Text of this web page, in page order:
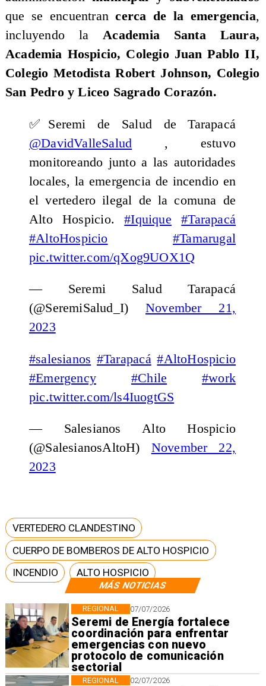
MÁS NOTICIAS
07/07/2026
Seremi de Energía fortalece
coordinación para enfrentar
emergencias con nuevo
protocolo de comunicación
sectorial
REGIONAL
02/07/2026
REGIONAL
que se encuentrancerca de la emergencia,
incluyendo laAcademia Santa Laura,
Academia Hospicio, Colegio Juan Pablo II,
Colegio Metodista Robert Johnson, Colegio
San Pedro y Liceo Sagrado Corazón.
✅Seremi de Salud de Tarapacá
@DavidValleSalud , estuvo
monitoreando junto a las autoridades
locales, la emergencia de incendio en
el vertedero ilegal de la comuna de
Alto Hospicio.#Iquique
#Tarapacá
#AltoHospicio
#Tamarugal
pic.twitter.com/qXog9UOX1Q
— Seremi Salud Tarapacá
(@SeremiSalud_I) November 21,
2023
#salesianos #Tarapacá #AltoHospicio
#Emergency
#Chile
#work
pic.twitter.com/ls4IuogtGS
— Salesianos Alto Hospicio
(@SalesianosAltoH) November 22,
2023
VERTEDERO CLANDESTINO
CUERPO DE BOMBEROS DE ALTO HOSPICIO
INCENDIO
ALTO HOSPICIO